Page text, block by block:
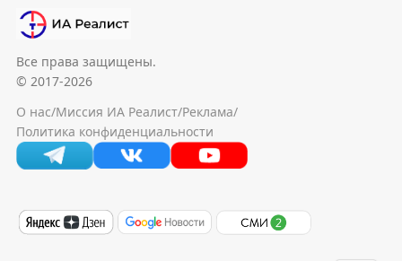
Все права защищены.
© 2017-2026
О нас/Миссия ИА Реалист/Реклама/
Политика конфиденциальности